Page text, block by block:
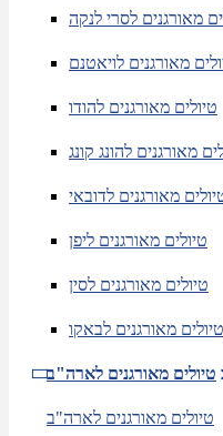
מאורגנים לסרי לנקה
מאורגנים לויאטנם
טיולים מאורגנים להודו
מאורגנים להונג קונג
מאורגנים לדובאי
טיולים מאורגנים ליפן
טיולים מאורגנים לסין
טיולים מאורגנים לבאקו
טיולים מאורגנים לארה"ב
טיולים מאורגנים לארה"ב